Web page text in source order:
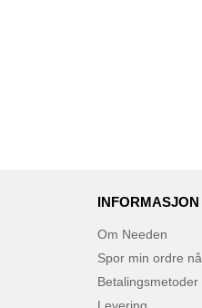
INFORMASJON
Om Needen
Spor min ordre nå
Betalingsmetoder